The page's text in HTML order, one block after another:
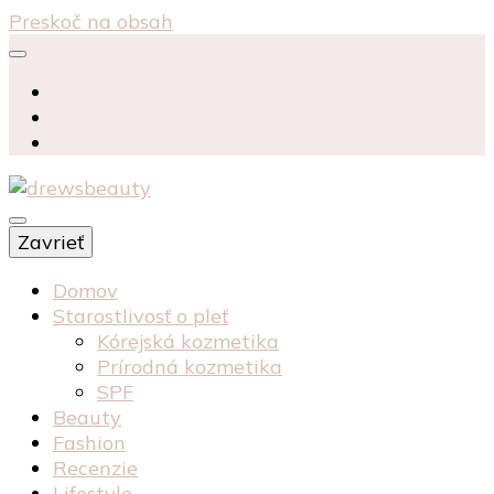
Preskoč na obsah
drewsbeauty
starostlivosť péče o pleť recenzia recenze
kosmetika kozmetika
Zavrieť
Domov
Starostlivosť o pleť
Kórejská kozmetika
Prírodná kozmetika
SPF
Beauty
Fashion
Recenzie